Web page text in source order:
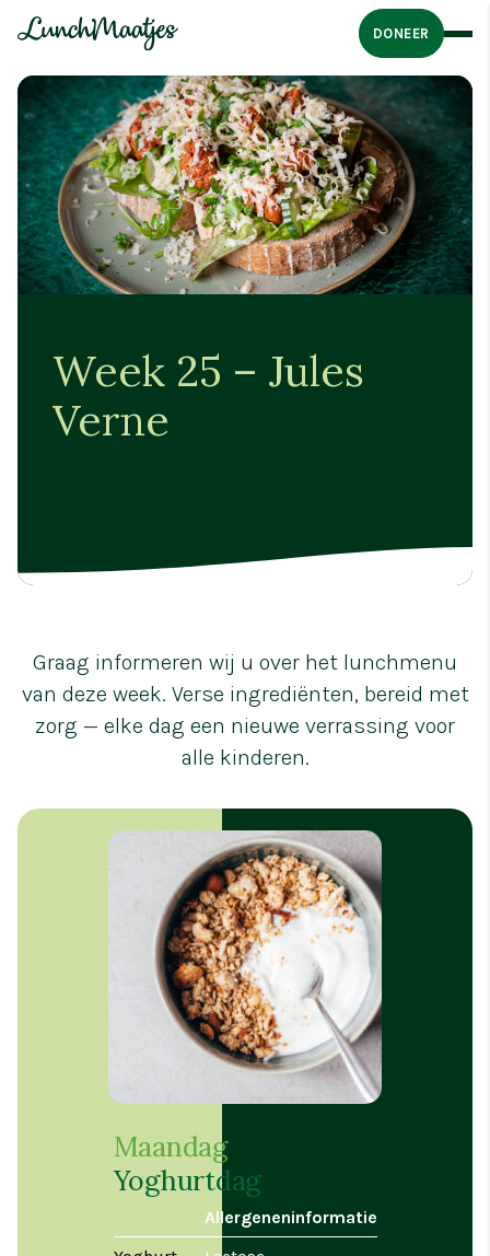
DONEER
Week 25 – Jules
Verne
Graag informeren wij u over het lunchmenu
van deze week. Verse ingrediënten, bereid met
zorg — elke dag een nieuwe verrassing voor
alle kinderen.
Maandag
Yoghurtdag
Allergeneninformatie